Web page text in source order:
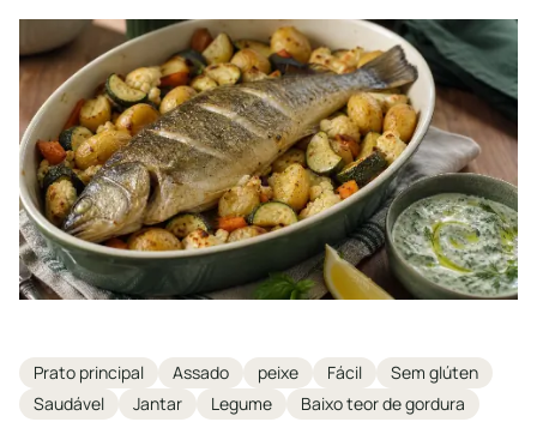
Tags
Prato principal Assado peixe Fácil
Sem glúten
Saudável
Jantar Legume Baixo teor de gordura